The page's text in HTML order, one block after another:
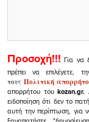
Προσοχή!!! Για να
πρέπει να επιλέγετε,
τουςΠολιτική
απορρήτου τουkozan.gr.
ειδοποίηση ότι δεν το
αυτή την περίπτωση, για